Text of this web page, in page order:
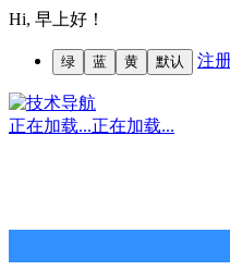
Hi, 早上好！
绿 蓝 黄 默认 注
正在加载...正在加载...